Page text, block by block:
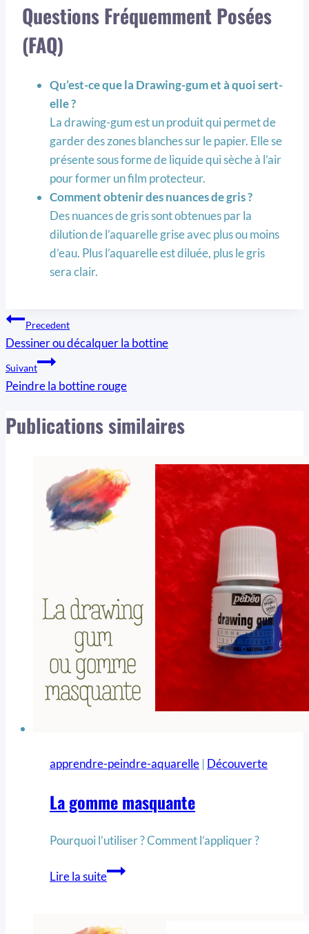
Questions Fréquemment Posées
(FAQ)
Qu’est-ce que la Drawing-gum et à quoi sert-
elle?
La drawing-gum est un produit qui permet de
garder des zones blanches sur le papier. Elle se
présente sous forme de liquide qui sèche à l’air
pour former un film protecteur.
Comment obtenir des nuances de gris ?
Des nuances de gris sont obtenues par la
dilution de l’aquarelle grise avec plus ou moins
d’eau. Plus l’aquarelle est diluée, plus le gris
sera clair.
Navigation
de
l’article
Precedent
Dessiner ou décalquer la bottine
Suivant
Peindre la bottine rouge
Publications similaires
apprendre-peindre-aquarelle | Découverte
La gomme masquante
Pourquoi l’utiliser ? Comment l’appliquer ?
Lire la suite